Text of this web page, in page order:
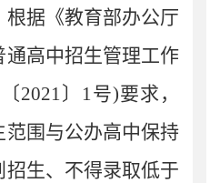
根据 《教育部办公厅
通高中招生管理工作
2021〕 1号)要求 ，
范围与公办高中保持
招生、不得录取低于